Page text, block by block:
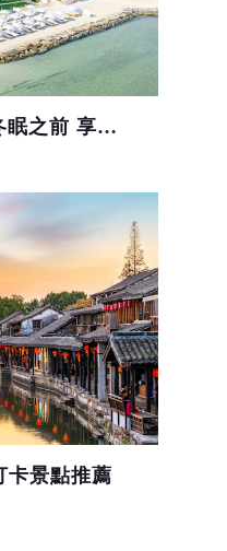
季節限定！趕在飯店進入冬眠之前 享受山景、濱海、湖畔的歐洲假期
卡景點推薦